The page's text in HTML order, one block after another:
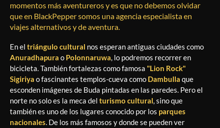
momentos más aventureros y es que no debemos olvidar
que en BlackPepper somos una agencia especialista en
viajes alternativos y de aventura.
En el triángulo cultural nos esperan antiguas ciudades como
Anuradhapura o Polonnaruwa, lo podremos recorrer en
bicicleta. También fortalezas como famosa "Lion Rock"
Sigiriya o fascinantes templos-cueva como Dambulla que
esconden imágenes de Buda pintadas en las paredes. Pero el
norte no solo es la meca del turismo cultural, sino que
también es uno de los lugares conocido por los parques
nacionales. De los más famosos y donde se pueden ver